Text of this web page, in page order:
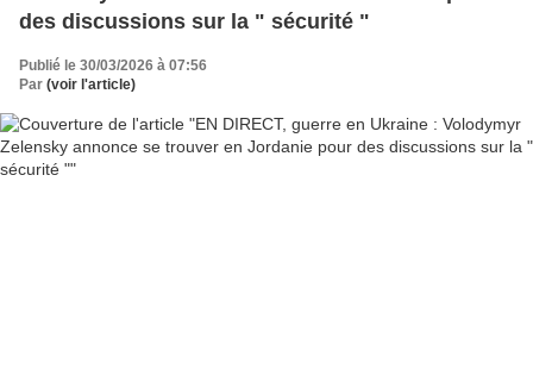
des discussions sur la " sécurité "
Publié le 30/03/2026 à 07:56
Par (voir l'article)